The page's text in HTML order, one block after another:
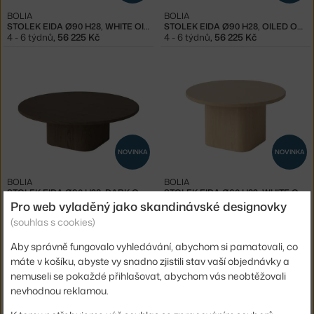
STOLEK EIDA Ø90 H28, WHITE OILED OAK
BOLIA
4 - 6 týdnů, 56 225 Kč
STOLEK EIDA Ø90 H28, OILED OAK
BOLIA
4 - 6 týdnů, 56 225 Kč
NOVINKA
STOLEK EIDA Ø90 H28, DARK OAK
BOLIA
4 - 6 týdnů, 56 225 Kč
NOVINKA
STOLEK EIDA Ø60 H32, WHITE OAK
BOLIA
4 - 6 týdnů,42 475 Kč
Pro web vyladěný jako skandinávské designovky
(souhlas s cookies)
Aby správně fungovalo vyhledávání, abychom si pamatovali, co
máte v košíku, abyste vy snadno zjistili stav vaší objednávky a
nemuseli se pokaždé přihlašovat, abychom vás neobtěžovali
nevhodnou reklamou.